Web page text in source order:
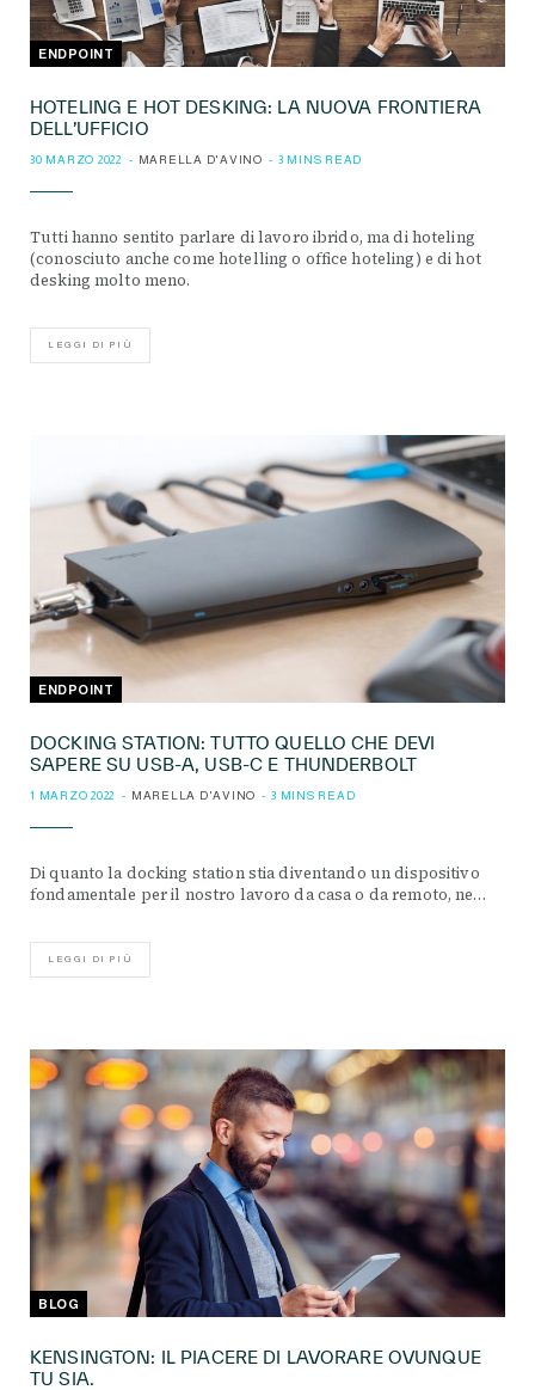
ENDPOINT
HOTELING E HOT DESKING: LA NUOVA FRONTIERA
DELL’UFFICIO
30 MARZO 2022 MARELLA D'AVINO 3 MINS READ
Tutti hanno sentito parlare di lavoro ibrido, ma di hoteling
(conosciuto anche come hotelling o office hoteling) e di hot
desking molto meno.
LEGGI DI PIÙ
ENDPOINT
DOCKING STATION: TUTTO QUELLO CHE DEVI
SAPERE SU USB-A, USB-C E THUNDERBOLT
1 MARZO 2022 MARELLA D'AVINO 3 MINS READ
Di quanto la docking station stia diventando un dispositivo
fondamentale per il nostro lavoro da casa o da remoto, ne…
LEGGI DI PIÙ
BLOG
KENSINGTON: IL PIACERE DI LAVORARE OVUNQUE
TU SIA.